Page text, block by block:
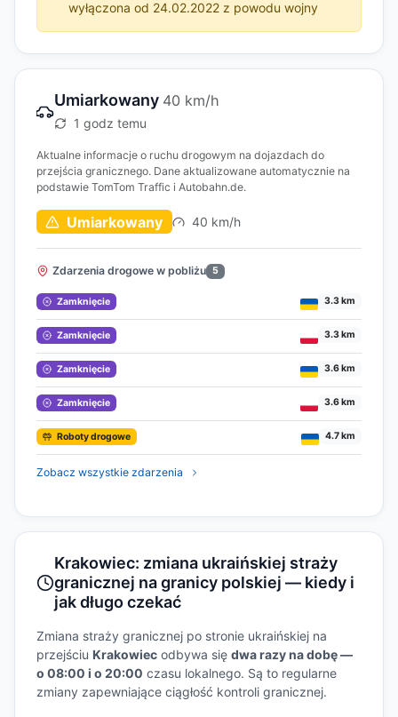
wyłączona od 24.02.2022 z powodu wojny
Umiarkowany 40 km/h
1 godz temu
Aktualne informacje o ruchu drogowym na dojazdach do
przejścia granicznego. Dane aktualizowane automatycznie na
podstawie TomTom Traffic i Autobahn.de.
Umiarkowany 40 km/h
Zdarzenia drogowe w pobliżu 5
Zamknięcie 3.3 km
Zamknięcie 3.3 km
Zamknięcie 3.6 km
Zamknięcie 3.6 km
Roboty drogowe 4.7 km
Zobacz wszystkie zdarzenia
Krakowiec: zmiana ukraińskiej straży
granicznej na granicy polskiej — kiedy i
jak długo czekać
Zmiana straży granicznej po stronie ukraińskiej na
przejściu Krakowiec odbywa się dwa razy na dobę —
o 08:00 i o 20:00 czasu lokalnego. Są to regularne
zmiany zapewniające ciągłość kontroli granicznej.